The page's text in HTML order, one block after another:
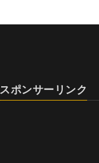
スポンサーリンク